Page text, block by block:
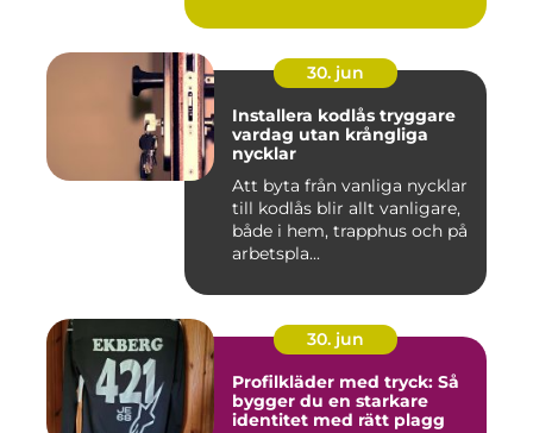
30. jun
Installera kodlås tryggare
vardag utan krångliga
nycklar
Att byta från vanliga nycklar
till kodlås blir allt vanligare,
både i hem, trapphus och på
arbetspla...
30. jun
Profilkläder med tryck: Så
bygger du en starkare
identitet med rätt plagg